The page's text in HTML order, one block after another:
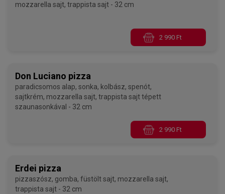
mozzarella sajt, trappista sajt - 32 cm
2 990 Ft
Don Luciano pizza
paradicsomos alap, sonka, kolbász, spenót,
sajtkrém, mozzarella sajt, trappista sajt tépett
szaunasonkával - 32 cm
2 990 Ft
Erdei pizza
pizzaszósz, gomba, füstölt sajt, mozzarella sajt,
trappista sajt - 32 cm